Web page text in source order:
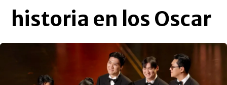
historia en los Oscar